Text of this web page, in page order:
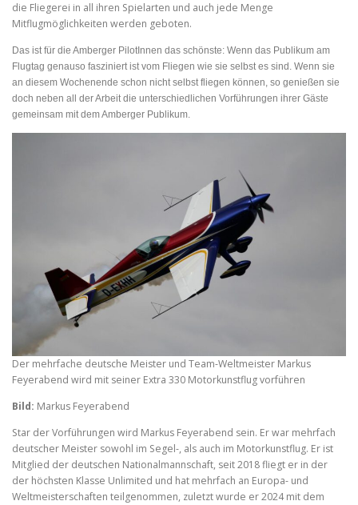
die Fliegerei in all ihren Spielarten und auch jede Menge
Mitflugmöglichkeiten werden geboten.
Das ist für die Amberger PilotInnen das schönste: Wenn das Publikum am
Flugtag genauso fasziniert ist vom Fliegen wie sie selbst es sind. Wenn sie
an diesem Wochenende schon nicht selbst fliegen können, so genießen sie
doch neben all der Arbeit die unterschiedlichen Vorführungen ihrer Gäste
gemeinsam mit dem Amberger Publikum.
Der mehrfache deutsche Meister und Team-Weltmeister Markus
Feyerabend wird mit seiner Extra 330 Motorkunstflug vorführen
Bild: Markus Feyerabend
Star der Vorführungen wird Markus Feyerabend sein. Er war mehrfach
deutscher Meister sowohl im Segel-, als auch im Motorkunstflug. Er ist
Mitglied der deutschen Nationalmannschaft, seit 2018 fliegt er in der
der höchsten Klasse Unlimited und hat mehrfach an Europa- und
Weltmeisterschaften teilgenommen, zuletzt wurde er 2024 mit dem